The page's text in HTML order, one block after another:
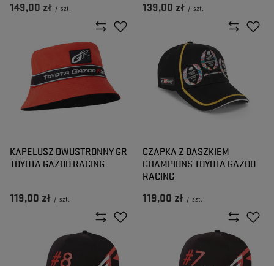
149,00 zł / szt. 139,00 zł / szt.
KAPELUSZ DWUSTRONNY GR
TOYOTA GAZOO RACING
119,00 zł / szt.
CZAPKA Z DASZKIEM
CHAMPIONS TOYOTA GAZOO
RACING
119,00 zł / szt.